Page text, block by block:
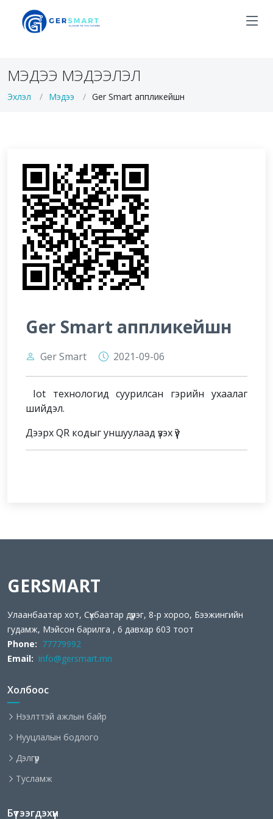
МЭДЭЭ МЭДЭЭЛЭЛ
Эхлэл Мэдээ Ger Smart аппликейшн
Ger Smart аппликейшн
Ger Smart 2021-09-06
Iot технологид суурилсан гэрийн ухаалаг
шийдэл.
Дээрх QR кодыг уншуулаад үзэх үү?
GERSMART
Улаанбаатар хот, Сүхбаатар дүүрэг, 8-р хороо, Бээжингийн
гудамж, Мэйсон барилга , 6 давхар 603 тоот
Phone: 77779992
Email: info@gersmart.mn
Холбоос
Нээлттэй ажлын байр
Нууцлалын бодлого
Дэлгүүр
Тусламж
Бүтээгдэхүүн